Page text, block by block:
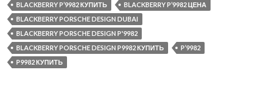
BLACKBERRY P’9982 КУПИТЬ
BLACKBERRY P’9982 ЦЕНА
BLACKBERRY PORSCHE DESIGN DUBAI
BLACKBERRY PORSCHE DESIGN P'9982
BLACKBERRY PORSCHE DESIGN P9982 КУПИТЬ
P’9982
P9982 КУПИТЬ